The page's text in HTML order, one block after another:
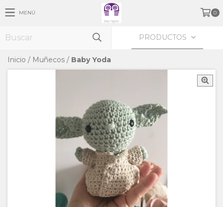
MENÚ 0
PRODUCTOS
Inicio / Muñecos / Baby Yoda